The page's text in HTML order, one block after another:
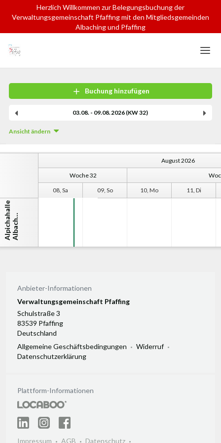
Sprache
Herzlich Willkommen zur Belegungsbuchung der
Verwaltungsgemeinschaft Pfaffing mit den Mitgliedsgemeinden
Albaching und Pfaffing
Buchung hinzufügen
03.08. - 09.08.2026 (KW 32)
Ansicht ändern
A
l
p
i
c
h
ah
a
l
l
e
A
l
b
a
c
h…
August 2026
Woche 32
08, Sa 09, So 10, Mo 11, Di
Anbieter-Informationen
Verwaltungsgemeinschaft Pfaffing
Schulstraße 3
83539 Pfaffing
Deutschland
Allgemeine Geschäftsbedingungen
Widerruf
Datenschutzerklärung
Plattform-Informationen
Impressum AGB Datenschutz